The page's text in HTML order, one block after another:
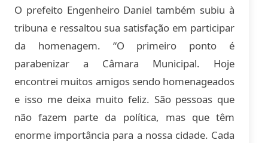
O prefeito Engenheiro Daniel também subiu à
tribuna e ressaltou sua satisfação em participar
da homenagem. “O primeiro ponto é
parabenizar a Câmara Municipal. Hoje
encontrei muitos amigos sendo homenageados
e isso me deixa muito feliz. São pessoas que
não fazem parte da política, mas que têm
enorme importância para a nossa cidade. Cada